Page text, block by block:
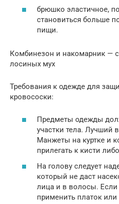
брюшко эластичное,
становиться больше
пищи.
Комбинезон и накомарник —
лосиных мух
Требования к одежде для
кровососки:
Предметы одежды
участки тела. Лучший
Манжеты на куртке и
прилегать к кисти
На голову следует
который не даст
лица и в волосы. Если
применить платок или